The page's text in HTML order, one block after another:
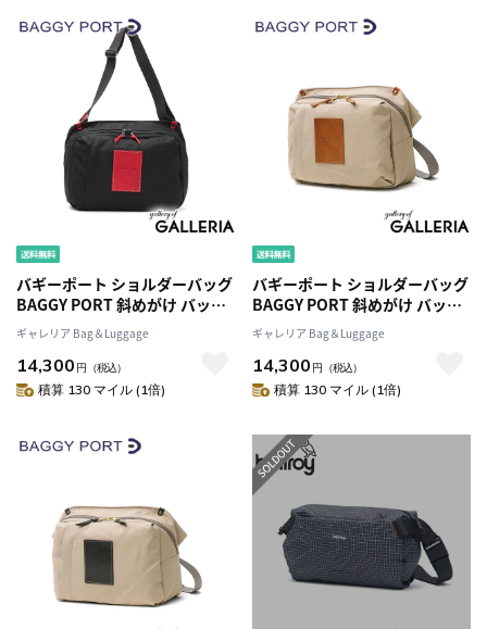
バギーポート ショルダーバッグ
BAGGY PORT 斜めがけ バッグ
A4 軽量 BLACK ボディバッグ メ
ッセンジャーバッグ 帆布 10号
PC収納 日本製 おしゃれ ブラン
ド メンズ レディース YNM-
ギャレリア Bag＆Luggage
14,300 円 （税込）
積算 130 マイル (1倍)
バギーポート ショルダーバッグ
BAGGY PORT 斜めがけ バッグ
A4 軽量 BLACK ボディバッグ メ
ッセンジャーバッグ 帆布 10号
PC収納 日本製 おしゃれ ブラン
ド メンズ レディース YNM-
ギャレリア Bag＆Luggage
14,300 円 （税込）
積算 130 マイル (1倍)